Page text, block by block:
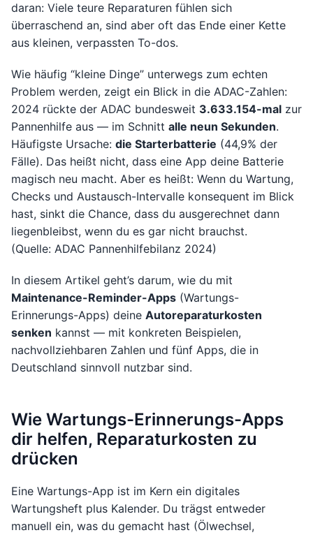
daran: Viele teure Reparaturen fühlen sich
überraschend an, sind aber oft das Ende einer Kette
aus kleinen, verpassten To-dos.
Wie häufig “kleine Dinge” unterwegs zum echten
Problem werden, zeigt ein Blick in die ADAC-Zahlen:
2024 rückte der ADAC bundesweit 3.633.154-mal zur
Pannenhilfe aus — im Schnitt alle neun Sekunden.
Häufigste Ursache: die Starterbatterie (44,9% der
Fälle). Das heißt nicht, dass eine App deine Batterie
magisch neu macht. Aber es heißt: Wenn du Wartung,
Checks und Austausch-Intervalle konsequent im Blick
hast, sinkt die Chance, dass du ausgerechnet dann
liegenbleibst, wenn du es gar nicht brauchst.
(Quelle: ADAC Pannenhilfebilanz 2024)
In diesem Artikel geht’s darum, wie du mit
Maintenance-Reminder-Apps (Wartungs-
Erinnerungs-Apps) deine Autoreparaturkosten
senken kannst — mit konkreten Beispielen,
nachvollziehbaren Zahlen und fünf Apps, die in
Deutschland sinnvoll nutzbar sind.
Wie Wartungs-Erinnerungs-Apps
dir helfen, Reparaturkosten zu
drücken
Eine Wartungs-App ist im Kern ein digitales
Wartungsheft plus Kalender. Du trägst entweder
manuell ein, was du gemacht hast (Ölwechsel,